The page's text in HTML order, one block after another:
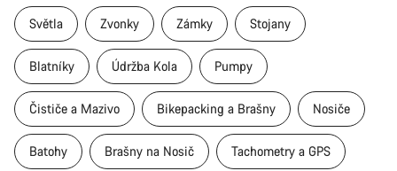
Světla Zvonky Zámky Stojany
Blatníky Údržba Kola Pumpy
Čističe a Mazivo Bikepacking a Brašny Nosiče
Batohy Brašny na Nosič Tachometry a GPS